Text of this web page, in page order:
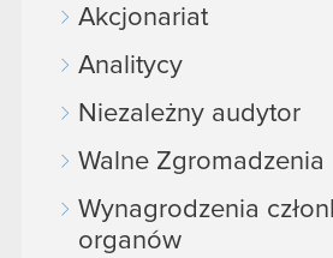
Akcjonariat
Analitycy
Niezależny audytor
Walne Zgromadzenia
Wynagrodzenia
organów